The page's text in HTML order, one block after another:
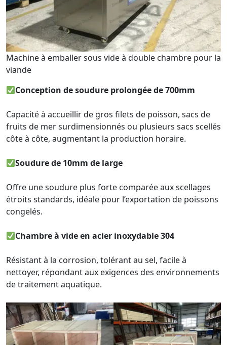
Machine à emballer sous vide à double chambre pour la
viande
Conception de soudure prolongée de 700mm
Capacité à accueillir de gros filets de poisson, sacs de
fruits de mer surdimensionnés ou plusieurs sacs scellés
côte à côte, augmentant la production horaire.
Soudure de 10mm de large
Offre une soudure plus forte comparée aux scellages
étroits standards, idéale pour l’exportation de poissons
congelés.
Chambre à vide en acier inoxydable 304
Résistant à la corrosion, tolérant au sel, facile à
nettoyer, répondant aux exigences des environnements
de traitement aquatique.